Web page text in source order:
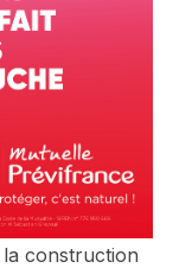
construction